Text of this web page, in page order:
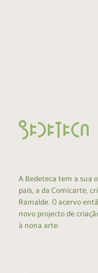
A Bedeteca tem a sua
país, a da Comicarte,
Ramalde. O acervo
novo projecto de
à nona arte.